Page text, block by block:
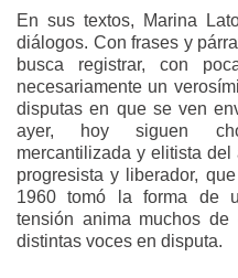
En sus textos, Marina
diálogos. Con frases y
busca registrar, con
necesariamente un
disputas en que se ven
ayer, hoy siguen
mercantilizada y elitista del
progresista y liberador,
1960 tomó la forma de
tensión anima muchos
distintas voces en disputa.